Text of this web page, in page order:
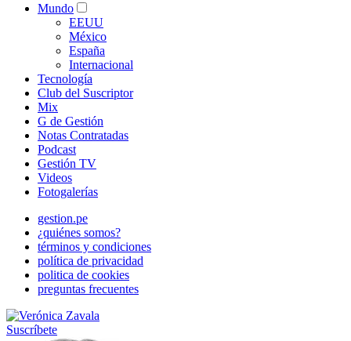
Mundo
EEUU
México
España
Internacional
Tecnología
Club del Suscriptor
Mix
G de Gestión
Notas Contratadas
Podcast
Gestión TV
Videos
Fotogalerías
gestion.pe
¿quiénes somos?
términos y condiciones
política de privacidad
politica de cookies
preguntas frecuentes
Suscríbete